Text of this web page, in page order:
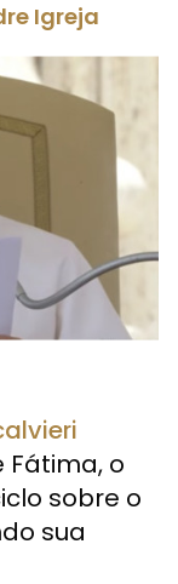
Igreja
Fátima, o
sobre o
sua